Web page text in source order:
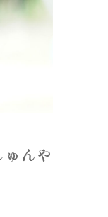
んや